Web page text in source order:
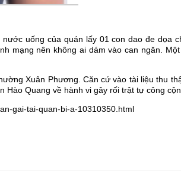
uống của quán lấy 01 con dao đe dọa
mạng nên không ai dám vào can ngăn. Một
Xuân Phương. Căn cứ vào tài liệu thu
Quang về hành vi gây rối trật tự công
gai-tai-quan-bi-a-10310350.html